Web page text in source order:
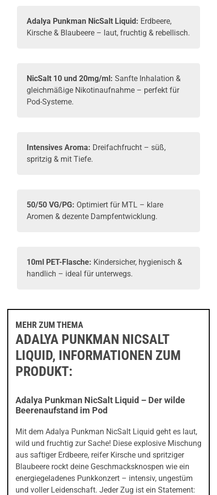
Adalya Punkman NicSalt Liquid: Erdbeere,
Kirsche & Blaubeere – laut, fruchtig & rebellisch.
NicSalt 10 und 20mg/ml: Sanfte Inhalation &
gleichmäßige Nikotinaufnahme – perfekt für
Pod-Systeme.
Intensives Aroma: Dreifachfrucht – süß,
spritzig & mit Tiefe.
50/50 VG/PG: Optimiert für MTL – klare
Aromen & dezente Dampfentwicklung.
10ml PET-Flasche: Kindersicher, hygienisch &
handlich – ideal für unterwegs.
MEHR ZUM THEMA
ADALYA PUNKMAN NICSALT
LIQUID, INFORMATIONEN ZUM
PRODUKT:
Adalya Punkman NicSalt Liquid – Der wilde
Beerenaufstand im Pod
Mit dem Adalya Punkman NicSalt Liquid geht es laut,
wild und fruchtig zur Sache! Diese explosive Mischung
aus saftiger Erdbeere, reifer Kirsche und spritziger
Blaubeere rockt deine Geschmacksknospen wie ein
energiegeladenes Punkkonzert – intensiv, ungestüm
und voller Leidenschaft. Jeder Zug ist ein Statement: